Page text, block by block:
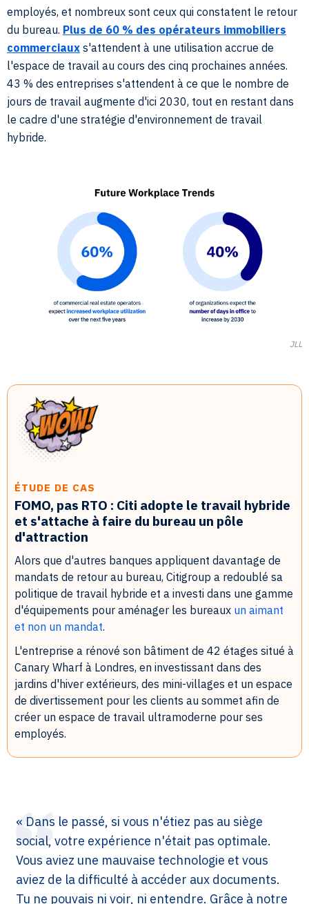
employés, et nombreux sont ceux qui constatent le retour
du bureau. Plus de 60 % des opérateurs immobiliers
commerciaux s'attendent à une utilisation accrue de
l'espace de travail au cours des cinq prochaines années.
43 % des entreprises s'attendent à ce que le nombre de
jours de travail augmente d'ici 2030, tout en restant dans
le cadre d'une stratégie d'environnement de travail
hybride.
JLL
ÉTUDE DE CAS
FOMO, pas RTO : Citi adopte le travail hybride
et s'attache à faire du bureau un pôle
d'attraction
Alors que d'autres banques appliquent davantage de
mandats de retour au bureau, Citigroup a redoublé sa
politique de travail hybride et a investi dans une gamme
d'équipements pour aménager les bureaux un aimant
et non un mandat.
L'entreprise a rénové son bâtiment de 42 étages situé à
Canary Wharf à Londres, en investissant dans des
jardins d'hiver extérieurs, des mini-villages et un espace
de divertissement pour les clients au sommet afin de
créer un espace de travail ultramoderne pour ses
employés.
« Dans le passé, si vous n'étiez pas au siège
social, votre expérience n'était pas optimale.
Vous aviez une mauvaise technologie et vous
aviez de la difficulté à accéder aux documents.
Tu ne pouvais ni voir, ni entendre. Grâce à notre